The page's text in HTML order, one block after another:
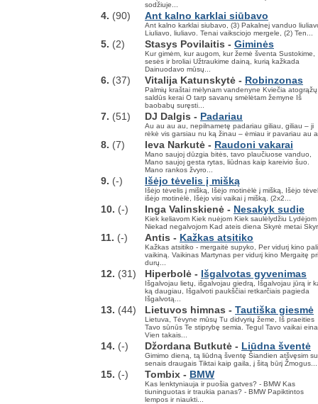
sodžiuje...
4. (90) Ant kalno karklai siūbavo
Ant kalno karklai siubavo, (3) Pakalnej vanduo
Liuliavo, liuliavo. Tenai vaiksciojo mergele, (2) Ten...
5. (2) Stasys Povilaitis - Giminės
Kur gimėm, kur augom, kur žemė šventa Sustokime,
sesės ir broliai Užtraukime dainą, kurią kažkada
Dainuodavo mūsų...
6. (37) Vitalija Katunskytė - Robinzonas
Palmių kraštai mėlynam vandenyne Kviečia atogrąžų
saldūs kerai O tarp savanų smėlėtam žemyne Iš
baobabų suręsti...
7. (51) DJ Dalgis - Padariau
Au au au au, nepilnametę padariau giliau, giliau – ji
rėkė vis garsiau nu ką žinau – ėmiau ir pavariau au
8. (7) Ieva Narkutė - Raudoni vakarai
Mano saujoj dūzgia bitės, tavo plaučiuose vanduo,
Mano saujoj gesta rytas, liūdnas kaip kareivio šuo.
Mano rankos žvyro...
9. (-) Išėjo tėvelis į mišką
Išėjo tėvelis į mišką, Išėjo motinėlė į mišką, Išėjo
išėjo motinėlė, Išėjo visi vaikai į mišką. (2x2...
10. (-) Inga Valinskienė - Nesakyk sudie
Kiek keliavom Kiek nuėjom Kiek saulėlydžiu Lydėjom
Niekad negalvojom Kad ateis diena Skyrė metai
11. (-) Antis - Kažkas atsitiko
Kažkas atsitiko - mergaitė supyko, Per vidurį kino
vaikiną. Vaikinas Martynas per vidurį kino Mergaitę
durų...
12. (31) Hiperbolė - Išgalvotas gyvenimas
Išgalvojau lietų, išgalvojau giedrą, Išgalvojau jūrą ir
ką daugiau, Išgalvoti paukščiai retkarčiais pagieda
Išgalvotą...
13. (44) Lietuvos himnas - Tautiška giesmė
Lietuva, Tėvyne mūsų Tu didvyrių žeme, Iš praeities
Tavo sūnūs Te stiprybę semia. Tegul Tavo vaikai eina
Vien takais...
14. (-) Džordana Butkutė - Liūdna šventė
Gimimo dieną, tą liūdną šventę Šiandien atšvęsim su
senais draugais Tiktai kaip gaila, į šitą būrį Žmogus...
15. (-) Tombix - BMW
Kas lenktyniauja ir puošia gatves? - BMW Kas
tiuninguotas ir traukia panas? - BMW Papiktintos
lempos ir niaukti...